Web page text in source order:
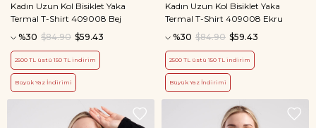
Kadın Uzun Kol Bisiklet Yaka
Termal T-Shirt 409008 Bej
%30
$59.43
$84.90
2500 TL üstü 150 TL indirim
Büyük Yaz İndirimi
Kadın Uzun Kol Bisiklet Yaka
Termal T-Shirt 409008 Ekru
%30
$59.43
$84.90
2500 TL üstü 150 TL indirim
Büyük Yaz İndirimi